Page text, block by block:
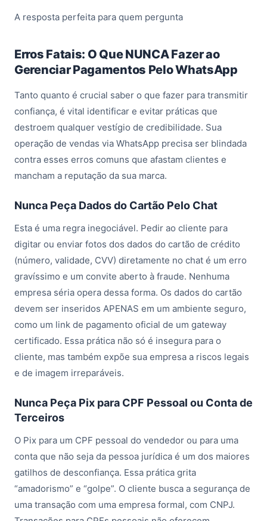
A resposta perfeita para quem pergunta
Erros Fatais: O Que NUNCA Fazer ao
Gerenciar Pagamentos Pelo WhatsApp
Tanto quanto é crucial saber o que fazer para transmitir
confiança, é vital identificar e evitar práticas que
destroem qualquer vestígio de credibilidade. Sua
operação de vendas via WhatsApp precisa ser blindada
contra esses erros comuns que afastam clientes e
mancham a reputação da sua marca.
Nunca Peça Dados do Cartão Pelo Chat
Esta é uma regra inegociável. Pedir ao cliente para
digitar ou enviar fotos dos dados do cartão de crédito
(número, validade, CVV) diretamente no chat é um erro
gravíssimo e um convite aberto à fraude. Nenhuma
empresa séria opera dessa forma. Os dados do cartão
devem ser inseridos APENAS em um ambiente seguro,
como um link de pagamento oficial de um gateway
certificado. Essa prática não só é insegura para o
cliente, mas também expõe sua empresa a riscos legais
e de imagem irreparáveis.
Nunca Peça Pix para CPF Pessoal ou Conta de
Terceiros
O Pix para um CPF pessoal do vendedor ou para uma
conta que não seja da pessoa jurídica é um dos maiores
gatilhos de desconfiança. Essa prática grita
“amadorismo” e “golpe”. O cliente busca a segurança de
uma transação com uma empresa formal, com CNPJ.